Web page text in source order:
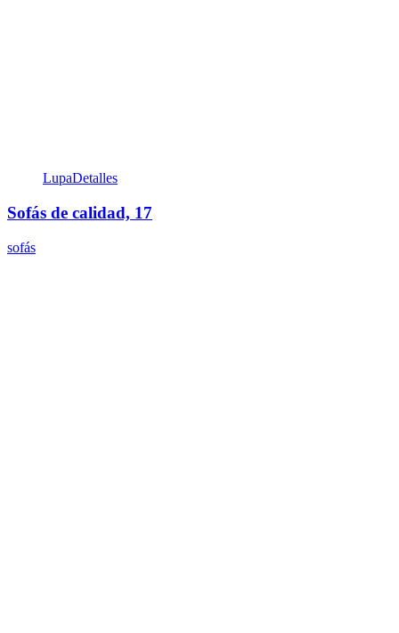
LupaDetalles
Sofás de calidad, 17
sofás